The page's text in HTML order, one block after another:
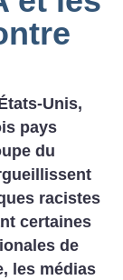
Unis,
pays
du
racistes
certaines
de
les médias